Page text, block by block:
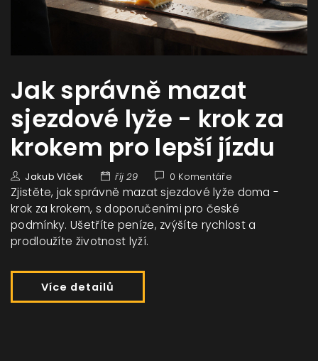
Jak správně mazat
sjezdové lyže - krok za
krokem pro lepší jízdu
Jakub Vlček říj 29 0 Komentáře
Zjistěte, jak správně mazat sjezdové lyže doma -
krok za krokem, s doporučeními pro české
podmínky. Ušetříte peníze, zvýšíte rychlost a
prodloužíte životnost lyží.
Více detailů